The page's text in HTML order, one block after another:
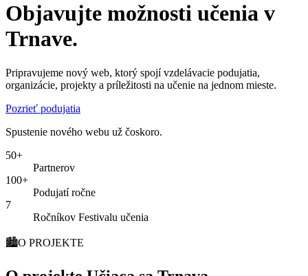
Objavujte možnosti učenia v
Trnave.
Pripravujeme nový web, ktorý spojí vzdelávacie podujatia,
organizácie, projekty a príležitosti na učenie na jednom mieste.
Pozrieť podujatia
Spustenie nového webu už čoskoro.
50+
Partnerov
100+
Podujatí ročne
7
Ročníkov Festivalu učenia
🏙️O PROJEKTE